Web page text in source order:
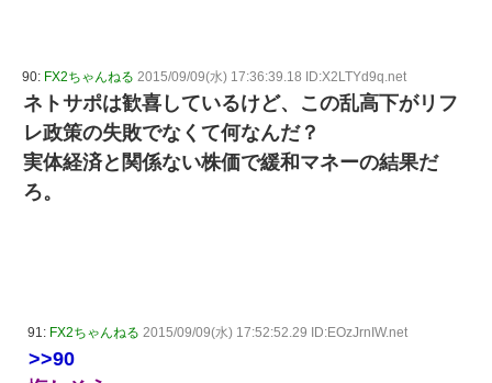
90: FX2ちゃんねる 2015/09/09(水) 17:36:39.18 ID:X2LTYd9q.net
ネトサポは歓喜しているけど、この乱高下がリフ
レ政策の失敗でなくて何なんだ？
実体経済と関係ない株価で緩和マネーの結果だ
ろ。
91: FX2ちゃんねる 2015/09/09(水) 17:52:52.29 ID:EOzJrnIW.net
>>90